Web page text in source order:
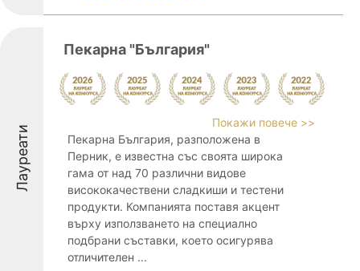
Лауреати
Пекарна "България"
Покажи повече >>
Пекарна България, разположена в
Перник, е известна със своята широка
гама от над 70 различни видове
висококачествени сладкиши и тестени
продукти. Компанията поставя акцент
върху използването на специално
подбрани съставки, което осигурява
отличителен ...